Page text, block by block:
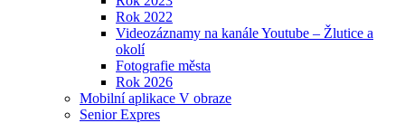
Rok 2022
Videozáznamy na kanále Youtube – Žlutice a
okolí
Fotografie města
Rok 2026
Mobilní aplikace V obraze
Senior Expres